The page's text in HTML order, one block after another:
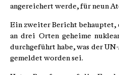
angereichert werde, für neun
Ein zweiter Bericht behauptet,
an drei Orten geheime
durchgeführt habe, was der
gemeldet worden sei.